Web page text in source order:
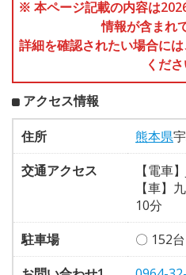
※ 本ページ記載の内容は
情報が含まれ
詳細を確認されたい場合に
くださ
アクセス情報
住所 熊本県
交通アクセス
【電車
【車】
10分
駐車場
〇 152